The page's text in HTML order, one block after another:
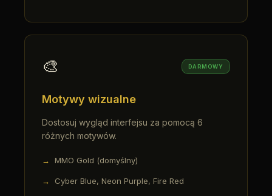
🎨 DARMOWY
Motywy wizualne
Dostosuj wygląd interfejsu za pomocą 6
różnych motywów.
MMO Gold (domyślny)
Cyber Blue, Neon Purple, Fire Red